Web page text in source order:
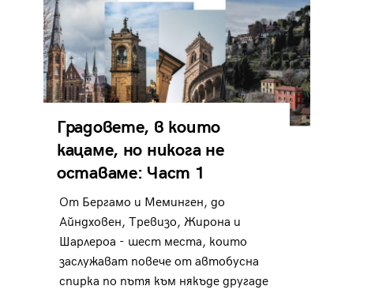
Градовете, в които
кацаме, но никога не
оставаме: Част 1
От Бергамо и Меминген, до
Айндховен, Тревизо, Жирона и
Шарлероа - шест места, които
заслужават повече от автобусна
спирка по пътя към някъде другаде